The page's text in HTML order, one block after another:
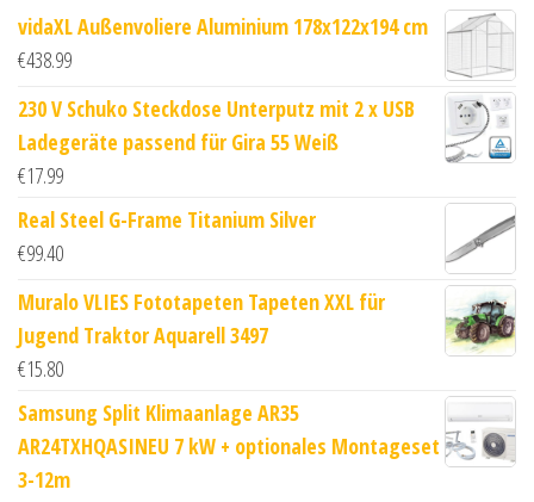
vidaXL Außenvoliere Aluminium 178x122x194 cm
€438.99
230 V Schuko Steckdose Unterputz mit 2 x USB
Ladegeräte passend für Gira 55 Weiß
€17.99
Real Steel G-Frame Titanium Silver
€99.40
Muralo VLIES Fototapeten Tapeten XXL für
Jugend Traktor Aquarell 3497
€15.80
Samsung Split Klimaanlage AR35
AR24TXHQASINEU 7 kW + optionales Montageset
3-12m